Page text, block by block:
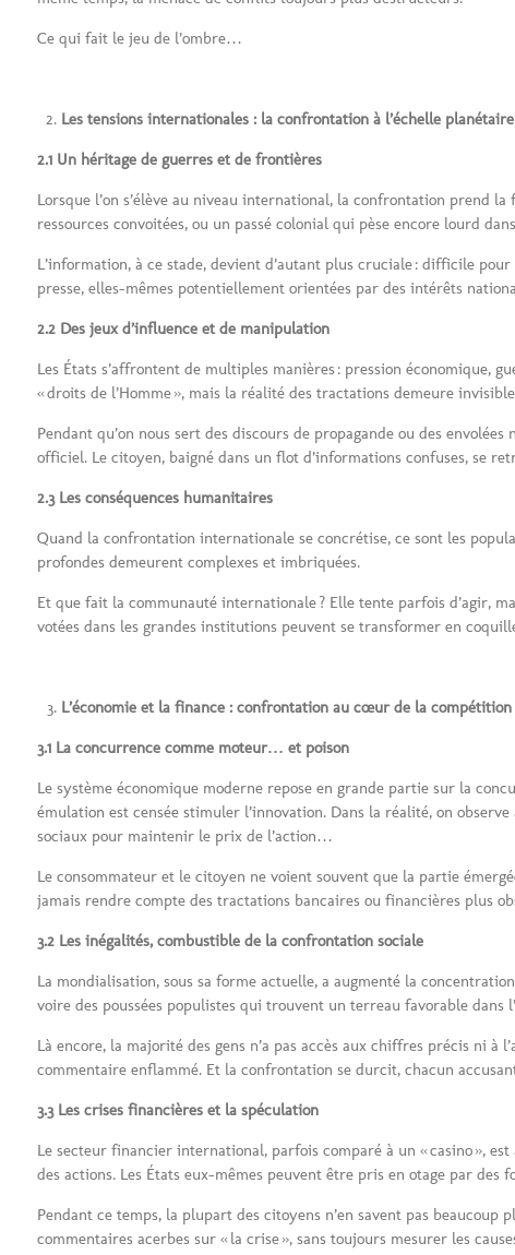
Ce qui fait le jeu de l’ombre…
Les tensions internationales : la confrontation à l’échelle planétaire
2.1 Un héritage de guerres et de frontières
Lorsque l’on s’élève au niveau international, la confrontation prend
ressources convoitées, ou un passé colonial qui pèse encore lourd
L’information, à ce stade, devient d’autant plus cruciale : difficile
presse, elles-mêmes potentiellement orientées par des intérêts
2.2 Des jeux d’influence et de manipulation
Les États s’affrontent de multiples manières : pression économique,
« droits de l’Homme », mais la réalité des tractations demeure
Pendant qu’on nous sert des discours de propagande ou des
officiel. Le citoyen, baigné dans un flot d’informations confuses, se
2.3 Les conséquences humanitaires
Quand la confrontation internationale se concrétise, ce sont les
profondes demeurent complexes et imbriquées.
Et que fait la communauté internationale ? Elle tente parfois d’agir,
votées dans les grandes institutions peuvent se transformer en
L’économie et la finance : confrontation au cœur de la
3.1 La concurrence comme moteur… et poison
Le système économique moderne repose en grande partie sur la
émulation est censée stimuler l’innovation. Dans la réalité, on
sociaux pour maintenir le prix de l’action…
Le consommateur et le citoyen ne voient souvent que la partie
jamais rendre compte des tractations bancaires ou financières plus
3.2 Les inégalités, combustible de la confrontation sociale
La mondialisation, sous sa forme actuelle, a augmenté la
voire des poussées populistes qui trouvent un terreau favorable dans
Là encore, la majorité des gens n’a pas accès aux chiffres précis ni à
commentaire enflammé. Et la confrontation se durcit, chacun
3.3 Les crises financières et la spéculation
Le secteur financier international, parfois comparé à un « casino »,
des actions. Les États eux-mêmes peuvent être pris en otage par des
Pendant ce temps, la plupart des citoyens n’en savent pas
commentaires acerbes sur « la crise », sans toujours mesurer les